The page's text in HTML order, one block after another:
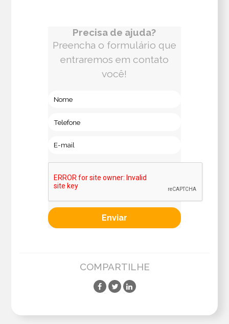
Precisa de ajuda?
Preencha o formulário que
entraremos em contato
você!
COMPARTILHE